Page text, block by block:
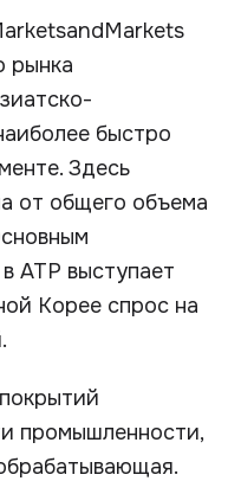
рынка
быстро
Здесь
от общего объема
АТР выступает
Корее спрос на
промышленности,